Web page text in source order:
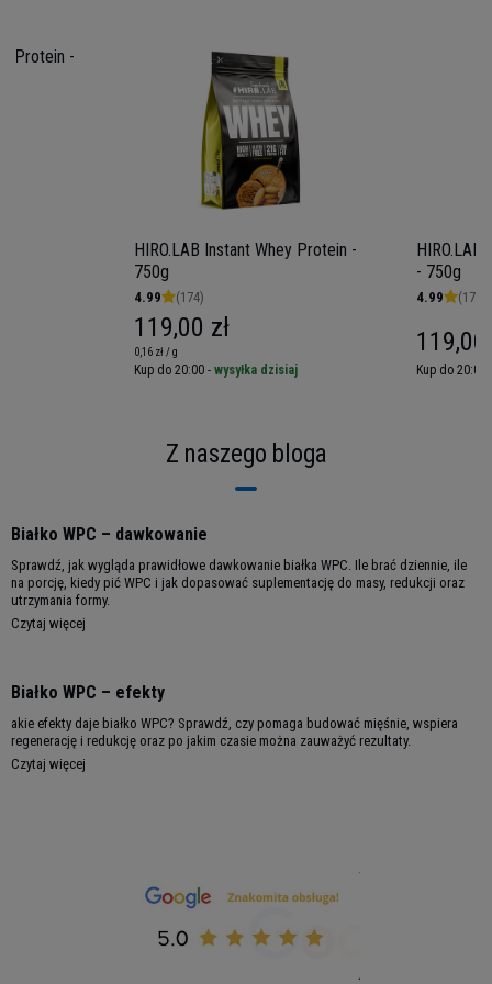
będą mogły być częstsze i bardziej
barwników i glutenu,
tłuszczu. Dzięki temu, że występuje w dwunastu
wariantach smakowych masz pewność, że
znajdziesz coś dla siebie. Niezależnie od tego
czy jesteś amatorem czekolady, wanilii, smaków
na każdą potrzebę. W skład produktu wchodzi
WPC czyli whey protein concentrate
(koncentrat białka serwatki)o świetnej
rozpuszczalności. Wystarczy rozmieszać 30g
Idealnie nadaje się nawet dla wybrednych
koneserów i smakoszy!
Protein -
HIRO.LAB Instant Whey Protein -
750g
4.99 (174)
119,00 zł
0,16 zł / g
Kup do 20:00 - wysyłka dzisiaj
HIRO.LAB
- 750g
4.99 (174)
119,00
Kup do 20:00
Z naszego bloga
Białko WPC – dawkowanie
Sprawdź, jak wygląda prawidłowe dawkowanie białka WPC. Ile brać dziennie, ile
na porcję, kiedy pić WPC i jak dopasować suplementację do masy, redukcji oraz
utrzymania formy.
Czytaj więcej
Białko WPC – efekty
akie efekty daje białko WPC? Sprawdź, czy pomaga budować mięśnie, wspiera
regenerację i redukcję oraz po jakim czasie można zauważyć rezultaty.
Czytaj więcej